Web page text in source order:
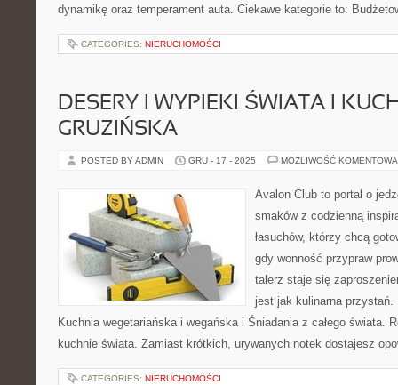
dynamikę oraz temperament auta. Ciekawe kategorie to:
CATEGORIES: NIERUCHOMOŚCI
DESERY I WYPIEKI ŚWIATA I
GRUZIŃSKA
POSTED BY ADMIN GRU - 17 - 2025 MOŻLIWOŚĆ
Avalon Club to portal o
smaków z codzienną
łasuchów, którzy chcą
gdy wonność przypraw
talerz staje się
jest jak kulinarna
Kuchnia wegetariańska i wegańska i Śniadania z całego świata.
kuchnie świata. Zamiast krótkich, urywanych notek dostajesz
CATEGORIES: NIERUCHOMOŚCI